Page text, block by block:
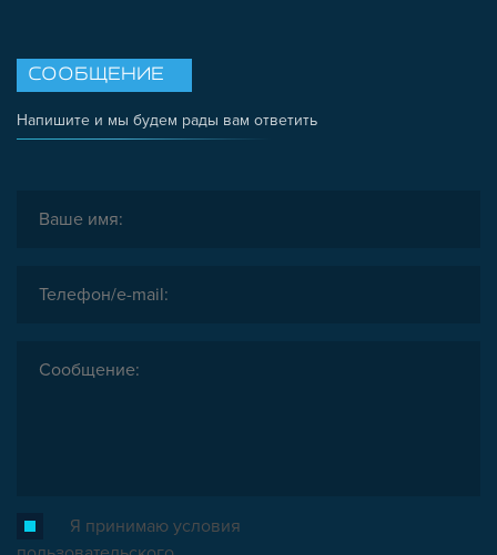
СООБЩЕНИЕ
Напишите и мы будем рады вам ответить
Я принимаю условия